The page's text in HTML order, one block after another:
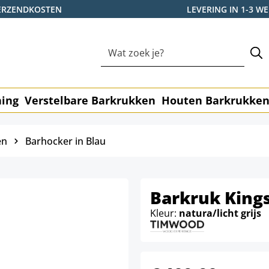
LEVERING IN 1-3
Verstelbare Barkrukken Houten Barkrukken
Barhocker in Blau
Barkruk
Kleur: natura/licht grijs